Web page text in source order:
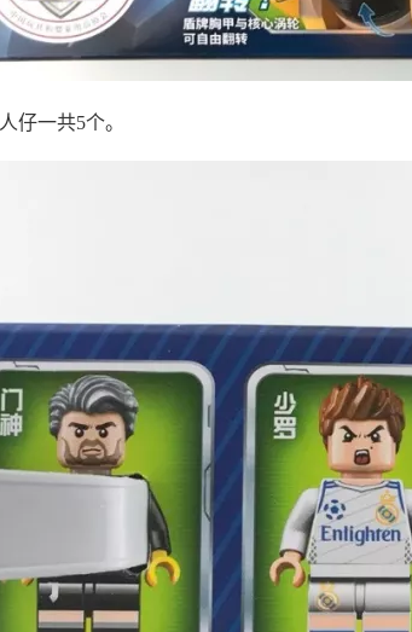
人仔一共5个。